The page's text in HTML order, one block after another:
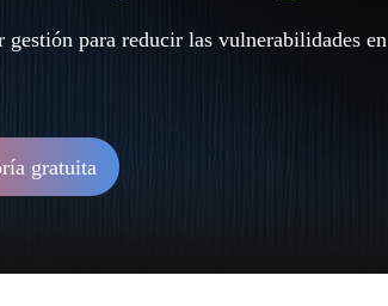
gestión para reducir las vulnerabilidades en
gratuita